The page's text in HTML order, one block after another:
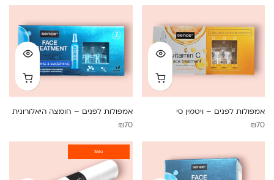
אמפולות לפנים – ויטמין סי
₪70
אמפולות לפנים – חומצה היאלורונית
₪70
Sale